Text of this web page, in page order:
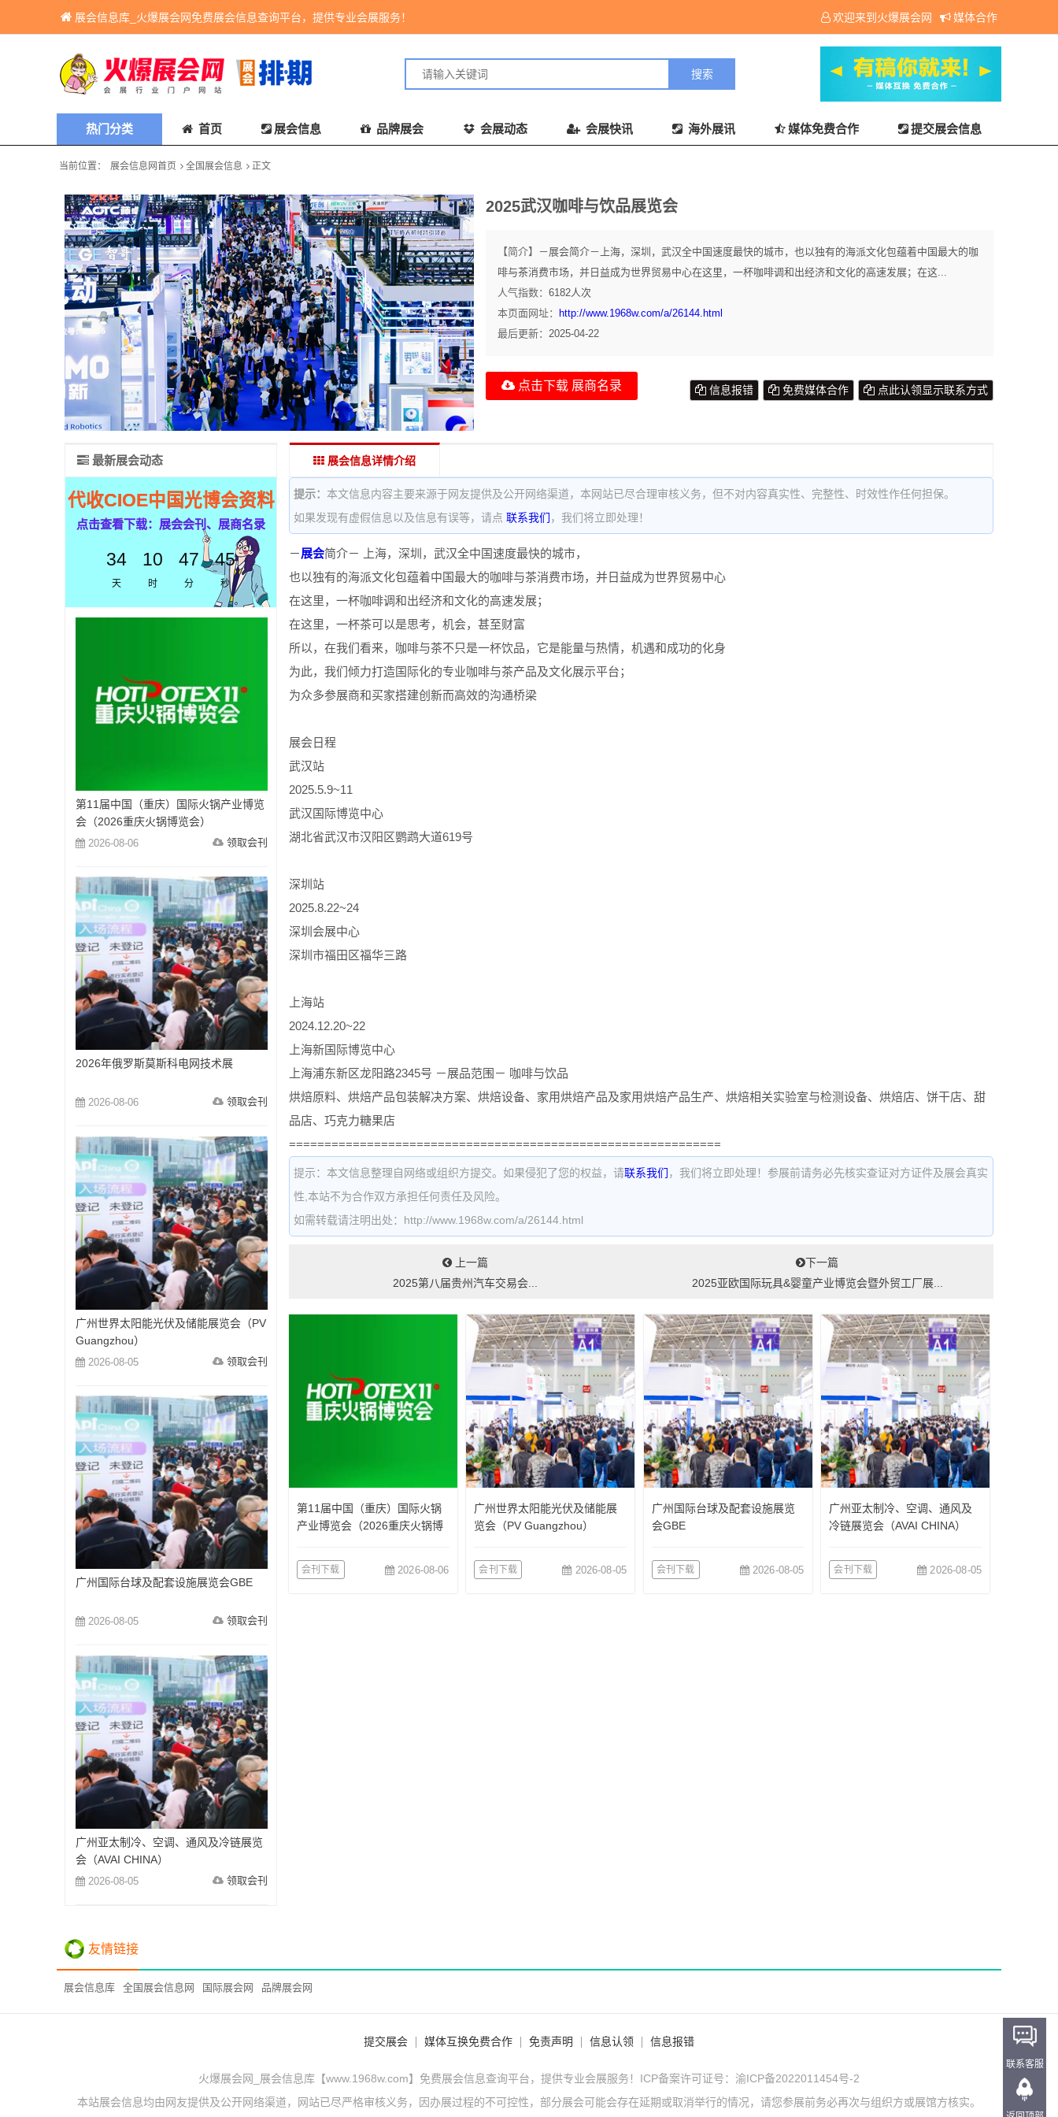
展会信息库_火爆展会网免费展会信息查询平台，提供专业会展服务！ 欢迎来到火爆展会网 媒体合作
热门分类 首页 展会信息 品牌展会 会展动态 会展快讯 海外展讯 媒体免费合作 提交展会信息
当前位置： 展会信息网首页 全国展会信息 正文
2025武汉咖啡与饮品展览会
【简介】 －展会简介－上海，深圳，武汉全中国速度最快的城市，也以独有的海派文化包蕴着中国最大的咖
啡与茶消费市场，并日益成为世界贸易中心在这里，一杯咖啡调和出经济和文化的高速发展；在这...
人气指数： 6182人次
本页面网址：
http://www.1968w.com/a/26144.html
最后更新： 2025-04-22
点击下载 展商名录 点此认领显示联系方式
免费媒体合作
信息报错
展会信息详情介绍
提示： 本文信息内容主要来源于网友提供及公开网络渠道，本网站已尽合理审核义务，但不对内容真实性、完整性、时效性作任何担保。
如果发现有虚假信息以及信息有误等，请点 联系我们 ，我们将立即处理！
－展会简介－ 上海，深圳，武汉全中国速度最快的城市，
也以独有的海派文化包蕴着中国最大的咖啡与茶消费市场，并日益成为世界贸易中心
在这里，一杯咖啡调和出经济和文化的高速发展；
在这里，一杯茶可以是思考，机会，甚至财富
所以，在我们看来，咖啡与茶不只是一杯饮品，它是能量与热情，机遇和成功的化身
为此，我们倾力打造国际化的专业咖啡与茶产品及文化展示平台；
为众多参展商和买家搭建创新而高效的沟通桥梁
展会日程
武汉站
2025.5.9~11
武汉国际博览中心
湖北省武汉市汉阳区鹦鹉大道619号
深圳站
2025.8.22~24
深圳会展中心
深圳市福田区福华三路
上海站
2024.12.20~22
上海新国际博览中心
上海浦东新区龙阳路2345号 －展品范围－ 咖啡与饮品
烘焙原料、烘焙产品包装解决方案、烘焙设备、家用烘焙产品及家用烘焙产品生产、烘焙相关实验室与检测设备、烘焙店、饼干店、甜
品店、巧克力糖果店
=============================================================
提示：本文信息整理自网络或组织方提交。如果侵犯了您的权益，请联系我们 ，我们将立即处理！参展前请务必先核实查证对方证件及展会真实
性,本站不为合作双方承担任何责任及风险。
如需转载请注明出处：http://www.1968w.com/a/26144.html
上一篇
2025第八届贵州汽车交易会...
下一篇
2025亚欧国际玩具&婴童产业博览会暨外贸工厂展...
第11届中国（重庆）国际火锅
产业博览会（2026重庆火锅博
会刊下载 2026-08-06
广州世界太阳能光伏及储能展
览会（PV Guangzhou）
会刊下载 2026-08-05
广州国际台球及配套设施展览
会GBE
会刊下载 2026-08-05
广州亚太制冷、空调、通风及
冷链展览会（AVAI CHINA）
会刊下载 2026-08-05
最新展会动态
代收CIOE中国光博会资料
点击查看下载：展会会刊、展商名录
34
天
10
时
47
分
44
秒
第11届中国（重庆）国际火锅产业博览
会（2026重庆火锅博览会）
2026-08-06 领取会刊
2026年俄罗斯莫斯科电网技术展
2026-08-06 领取会刊
广州世界太阳能光伏及储能展览会（PV
Guangzhou）
2026-08-05 领取会刊
广州国际台球及配套设施展览会GBE
2026-08-05 领取会刊
广州亚太制冷、空调、通风及冷链展览
会（AVAI CHINA）
2026-08-05 领取会刊
友情链接
展会信息库 全国展会信息网 国际展会网 品牌展会网
提交展会 媒体互换免费合作 免责声明 信息认领 信息报错
火爆展会网_展会信息库【www.1968w.com】免费展会信息查询平台，提供专业会展服务！ICP备案许可证号： 渝ICP备2022011454号-2
本站展会信息均由网友提供及公开网络渠道，网站已尽严格审核义务，因办展过程的不可控性，部分展会可能会存在延期或取消举行的情况，请您参展前务必再次与组织方或展馆方核实。
联系客服